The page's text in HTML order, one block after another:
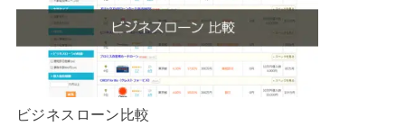
ビジネスローン比較